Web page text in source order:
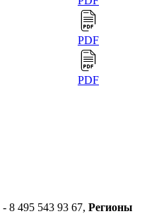
PDF
PDF
- 8 495 543 93 67, Регионы